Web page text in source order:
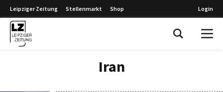
Leipziger Zeitung Stellenmarkt Shop Login
Iran